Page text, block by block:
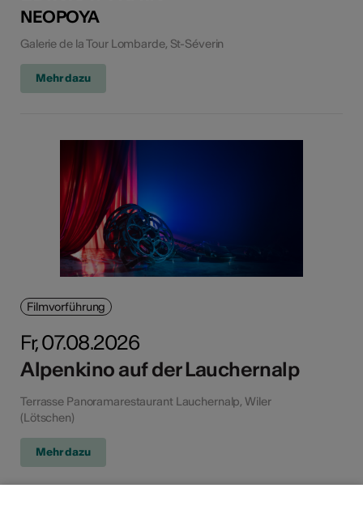
NEOPOYA
Galerie de la Tour Lombarde, St-Séverin
Mehr dazu
Filmvorführung
Fr, 07.08.2026
Alpenkino auf der Lauchernalp
Terrasse Panoramarestaurant Lauchernalp, Wiler
(Lötschen)
Mehr dazu